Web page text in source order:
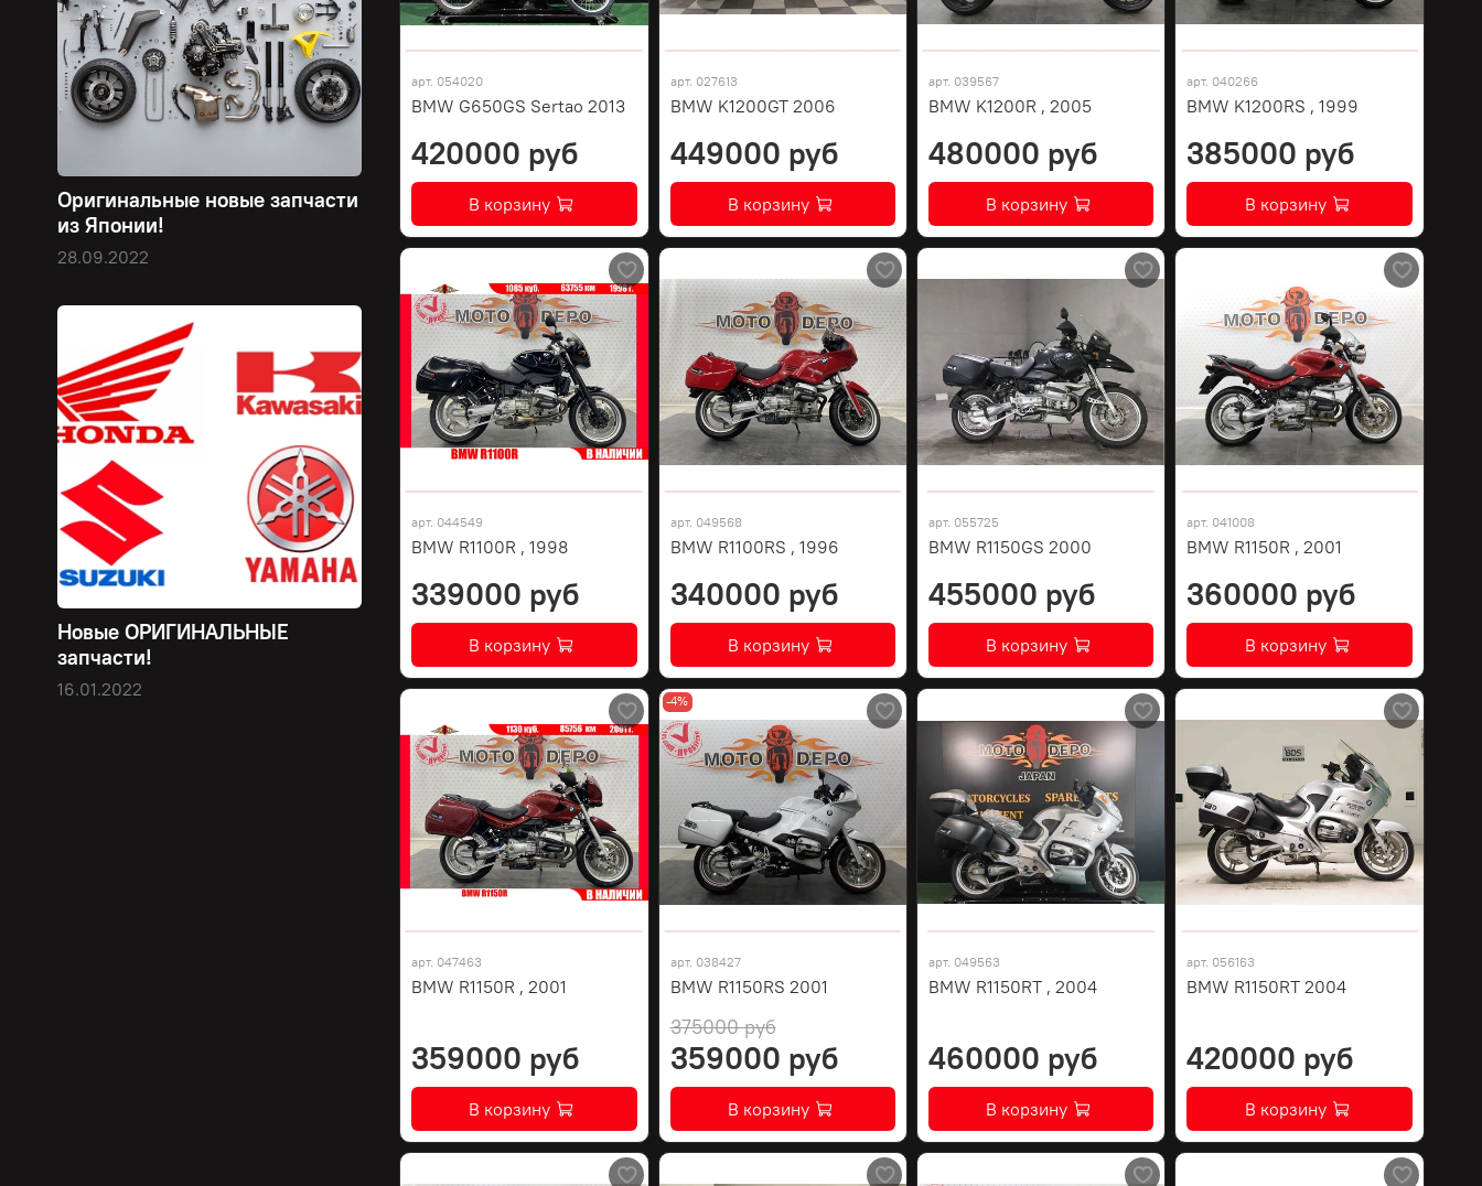
арт. 054020
BMW G650GS Sertao 2013
420000 руб
В корзину
арт. 027613
BMW K1200GT 2006
449000 руб
В корзину
арт. 039567
BMW K1200R , 2005
480000 руб
В корзину
арт. 040266
BMW K1200RS , 1999
385000 руб
В корзину
арт. 044549
BMW R1100R , 1998
339000 руб
В корзину
арт. 049568
BMW R1100RS , 1996
340000 руб
В корзину
арт. 055725
BMW R1150GS 2000
455000 руб
В корзину
арт. 041008
BMW R1150R , 2001
360000 руб
В корзину
арт. 047463
BMW R1150R , 2001
359000 руб
В корзину
-4%
арт. 038427
BMW R1150RS 2001
375000 руб
359000 руб
В корзину
арт. 049563
BMW R1150RT , 2004
460000 руб
В корзину
арт. 056163
BMW R1150RT 2004
420000 руб
В корзину
Оригинальные новые запчасти
из Японии!
28.09.2022
Новые ОРИГИНАЛЬНЫЕ
запчасти!
16.01.2022